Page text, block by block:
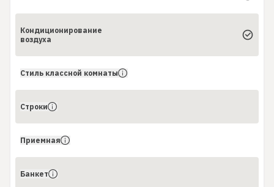
Кондиционирование
воздуха
Стиль классной комнаты
Строки
Приемная
Банкет